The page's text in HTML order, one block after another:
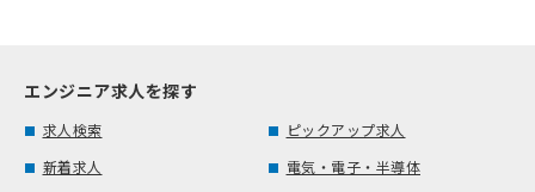
エンジニア求人を探す
求人検索
ピックアップ求人
新着求人
電気・電子・半導体